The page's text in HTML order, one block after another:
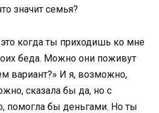
значит семья?
когда ты приходишь ко мне
беда. Можно они поживут
вариант?» И я, возможно,
сказала бы да, но с
помогла бы деньгами. Но ты